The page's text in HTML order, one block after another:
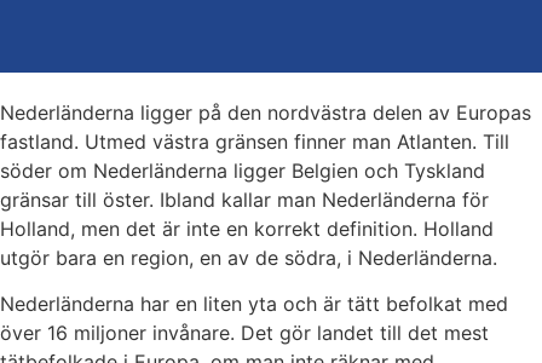
Nederländerna ligger på den nordvästra delen av Europas
fastland. Utmed västra gränsen finner man Atlanten. Till
söder om Nederländerna ligger Belgien och Tyskland
gränsar till öster. Ibland kallar man Nederländerna för
Holland, men det är inte en korrekt definition. Holland
utgör bara en region, en av de södra, i Nederländerna.
Nederländerna har en liten yta och är tätt befolkat med
över 16 miljoner invånare. Det gör landet till det mest